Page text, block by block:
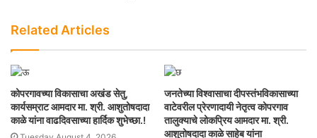
Related Articles
कोपरगावच्या विकासाचा अखंड सेतु,
कार्यसम्राट आमदार मा. श्री. आशुतोषदादा
काळे यांना वाढदिवसाच्या हार्दिक शुभेच्छा.!
जनतेच्या विश्वासाचा दीपस्तंभविकासाच्या
वाटेवरील प्रेरणादायी नेतृत्व कोपरगाव
तालुक्याचे लोकप्रिय आमदार मा. श्री.
आशुतोषदादा काळे साहेब यांना